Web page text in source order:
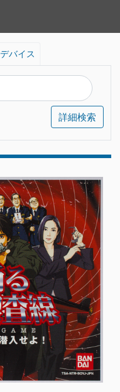
デバイス
詳細検索